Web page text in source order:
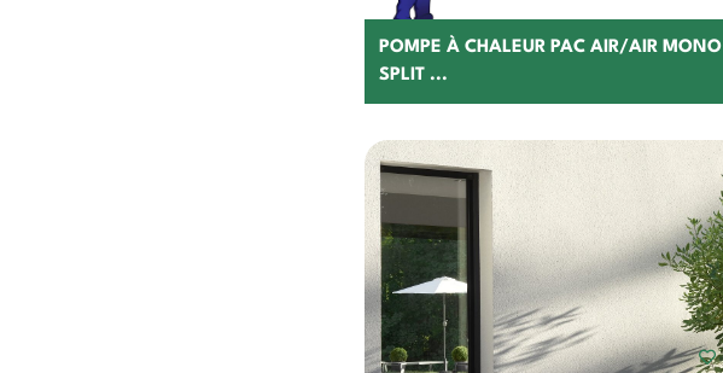
POMPE À CHALEUR PAC AIR/AIR MONO
SPLIT ...
Choisir